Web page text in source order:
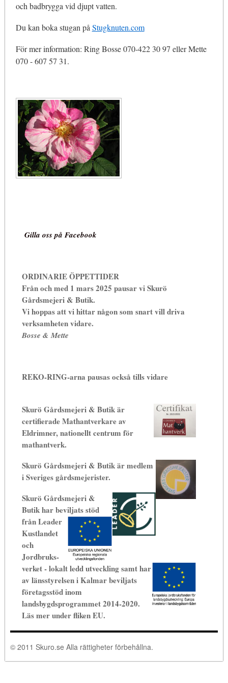
och badbrygga vid djupt vatten.
Du kan boka stugan på Stugknuten.com
För mer information: Ring Bosse 070-422 30 97 eller Mette
070 - 607 57 31.
Gilla oss på Facebook
ORDINARIE ÖPPETTIDER
Från och med 1 mars 2025 pausar vi Skurö
Gårdsmejeri & Butik.
Vi hoppas att vi hittar någon som snart vill driva
verksamheten vidare.
Bosse & Mette
REKO-RING-arna pausas också tills vidare
Skurö Gårdsmejeri & Butik är
certifierade Mathantverkare av
Eldrimner, nationellt centrum för
mathantverk.
Skurö Gårdsmejeri & Butik är medlem
i Sveriges gårdsmejerister.
Skurö Gårdsmejeri &
Butik har beviljats stöd
från Leader
Kustlandet
och
Jordbruks-
verket - lokaltledd utveckling samt har
av länsstyrelsen i Kalmar beviljats
företagsstöd inom
landsbygdsprogrammet 2014-2020.
Läs mer under fliken EU.
© 2011 Skuro.se Alla rättigheter förbehållna.